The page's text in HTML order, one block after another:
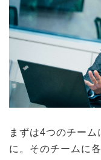
まずは4つのチー
に。そのチームに